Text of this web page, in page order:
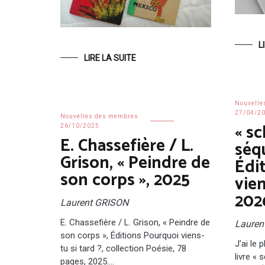
LIRE LA SUITE
27/04/
«
J’ai le
livre «
Nouvelles des membres
26/10/2025
E. Chassefière / L.
Grison, « Peindre de
son corps », 2025
Laurent GRISON
E. Chassefière / L. Grison, « Peindre de
son corps », Éditions Pourquoi viens-
tu si tard ?, collection Poésie, 78
pages, 2025.…